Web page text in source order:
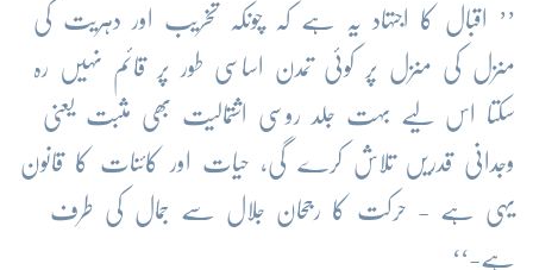
’’ اقبال کا اجتہاد یہ ہے کہ چونکہ تخریب اور دہریت کی
منزل کی منزل پر کوئی تمدن اساسی طور پر قائم نہیں رہ
سکتا اس لیے بہت جلد روسی اشتمالیت بھی مثبت یعنی
وجدانی قدریں تلاش کرے گی، حیات اور کائنات کا قانون
یہی ہے - حرکت کا رجحان جلال سے جمال کی طرف
ہے-‘‘